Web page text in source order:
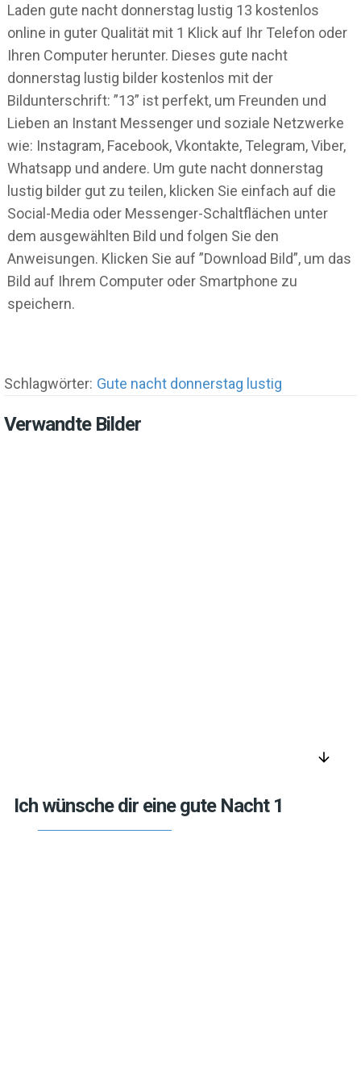
Laden gute nacht donnerstag lustig 13 kostenlos
online in guter Qualität mit 1 Klick auf Ihr Telefon oder
Ihren Computer herunter. Dieses gute nacht
donnerstag lustig bilder kostenlos mit der
Bildunterschrift: ”13” ist perfekt, um Freunden und
Lieben an Instant Messenger und soziale Netzwerke
wie: Instagram, Facebook, Vkontakte, Telegram, Viber,
Whatsapp und andere. Um gute nacht donnerstag
lustig bilder gut zu teilen, klicken Sie einfach auf die
Social-Media oder Messenger-Schaltflächen unter
dem ausgewählten Bild und folgen Sie den
Anweisungen. Klicken Sie auf ”Download Bild”, um das
Bild auf Ihrem Computer oder Smartphone zu
speichern.
Schlagwörter: Gute nacht donnerstag lustig
Verwandte Bilder
arrow_downward
Ich wünsche dir eine gute Nacht 1